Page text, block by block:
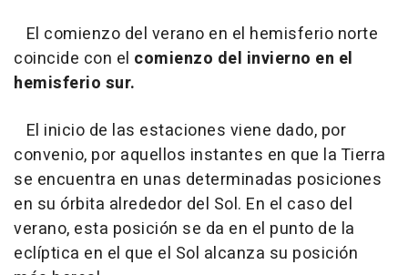
El comienzo del verano en el hemisferio norte
coincide con el comienzo del invierno en el
hemisferio sur.
El inicio de las estaciones viene dado, por
convenio, por aquellos instantes en que la Tierra
se encuentra en unas determinadas posiciones
en su órbita alrededor del Sol. En el caso del
verano, esta posición se da en el punto de la
eclíptica en el que el Sol alcanza su posición